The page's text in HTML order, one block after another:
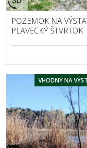
POZEMOK NA
PLAVECKÝ ŠTVRTOK
VHODNÝ NA